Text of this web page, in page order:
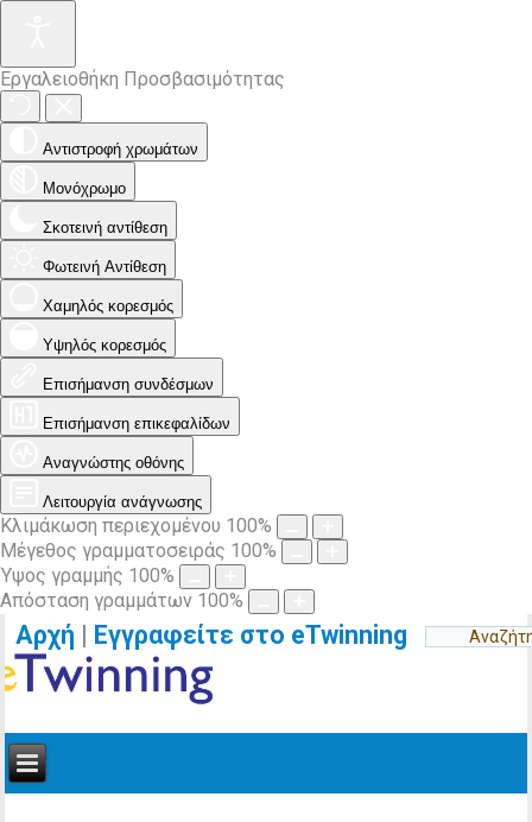
Εργαλειοθήκη Προσβασιμότητας
Αντιστροφή χρωμάτων
Μονόχρωμο
Σκοτεινή αντίθεση
Φωτεινή Αντίθεση
Χαμηλός κορεσμός
Υψηλός κορεσμός
Επισήμανση συνδέσμων
Επισήμανση επικεφαλίδων
Αναγνώστης οθόνης
Λειτουργία ανάγνωσης
Κλιμάκωση περιεχομένου 100%
Μέγεθος γραμματοσειράς 100%
Ύψος γραμμής 100%
Απόσταση γραμμάτων 100%
Αρχή | Εγγραφείτε στο eTwinning